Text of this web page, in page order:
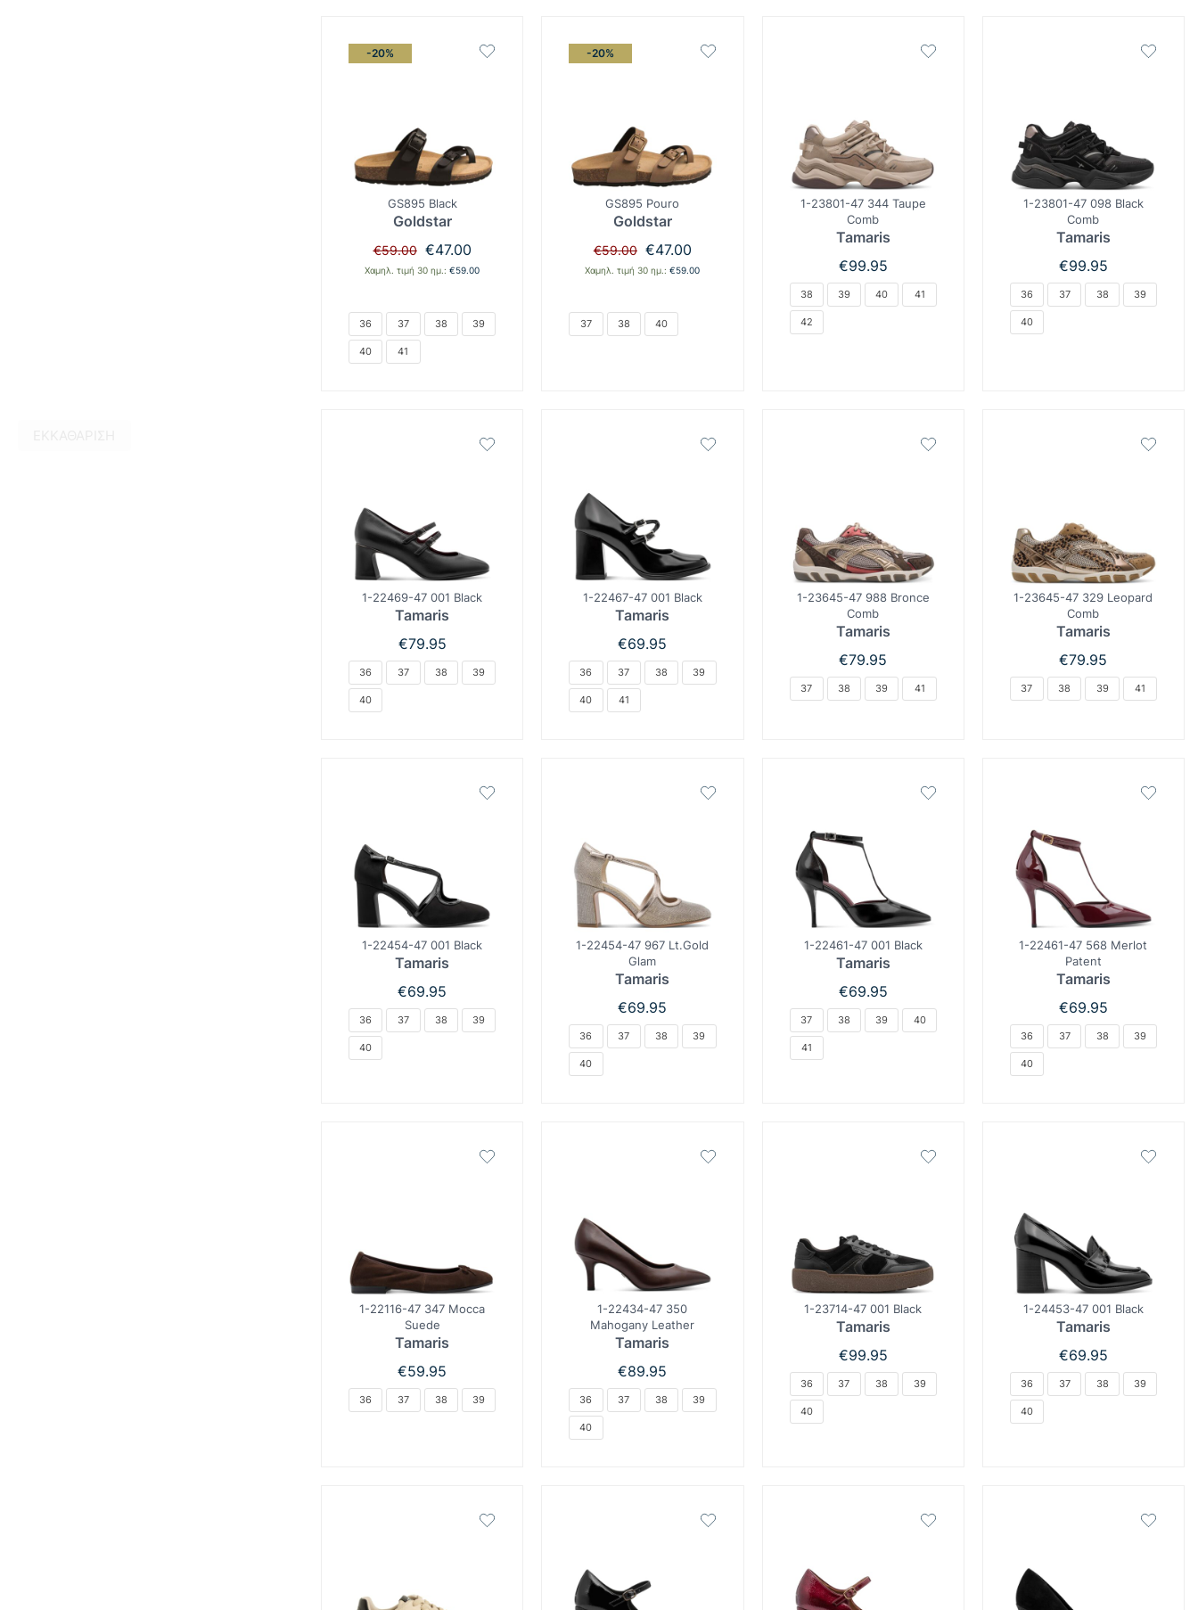
-20%
GS895 Black
Goldstar
€59.00 Original
price
was:
€47.00Η
τρέχουσα
€47.00.
Χαμηλ. τιμή 30 ημ.:€59.00
36 37 38 39
40 41
-20%
GS895 Pouro
Goldstar
€59.00 Original
price
was:
€47.00Η
τρέχουσα
Χαμηλ. τιμή 30 ημ.:€59.00
37 38 40
1-23801-47 344 Taupe
Comb
Tamaris
€99.95
38 39 40 41
42
1-23801-47 098 Black
Comb
Tamaris
€99.95
36 37 38 39
40
1-22469-47 001 Black
Tamaris
€79.95
36 37 38 39
40
1-22467-47 001 Black
Tamaris
€69.95
36 37 38 39
40 41
1-23645-47 988 Bronce
Comb
Tamaris
€79.95
37 38 39 41
1-23645-47 329 Leopard
Comb
Tamaris
€79.95
37 38 39 41
1-22454-47 001 Black
Tamaris
€69.95
36 37 38 39
40
1-22454-47 967 Lt.Gold
Glam
Tamaris
€69.95
36 37 38 39
40
1-22461-47 001 Black
Tamaris
€69.95
37 38 39 40
41
1-22461-47 568 Merlot
Patent
Tamaris
€69.95
36 37 38 39
40
1-22116-47 347 Mocca
Suede
Tamaris
€59.95
36 37 38 39
1-22434-47 350
Mahogany Leather
Tamaris
€89.95
36 37 38 39
40
1-23714-47 001 Black
Tamaris
€99.95
36 37 38 39
40
1-24453-47 001 Black
Tamaris
€69.95
36 37 38 39
40